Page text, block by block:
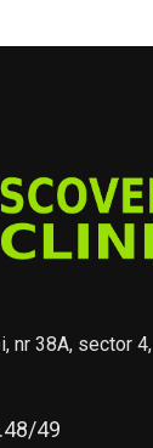
nr 38A, sector 4,
49